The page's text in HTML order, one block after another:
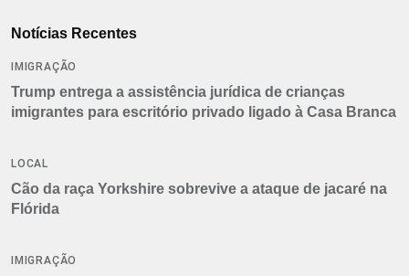
Notícias Recentes
IMIGRAÇÃO
Trump entrega a assistência jurídica de crianças
imigrantes para escritório privado ligado à Casa Branca
LOCAL
Cão da raça Yorkshire sobrevive a ataque de jacaré na
Flórida
IMIGRAÇÃO